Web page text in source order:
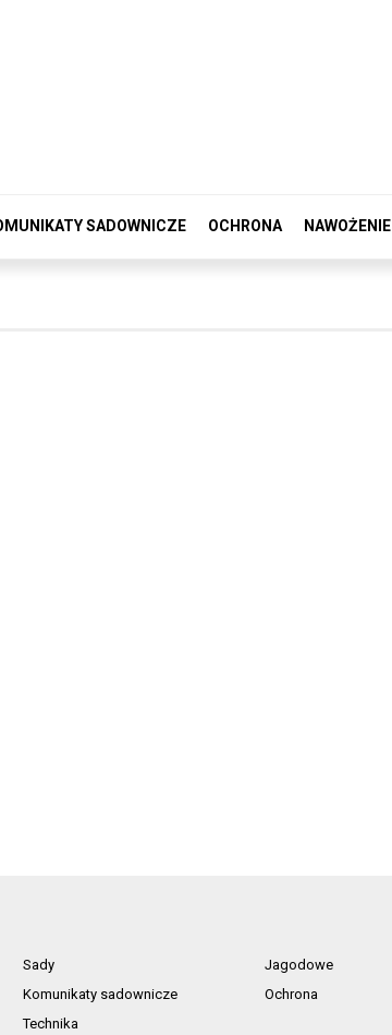
SADOWNICZE OCHRONA NAWOŻENIE
Sady
Jagodowe
Komunikaty sadownicze
Ochrona
Technika